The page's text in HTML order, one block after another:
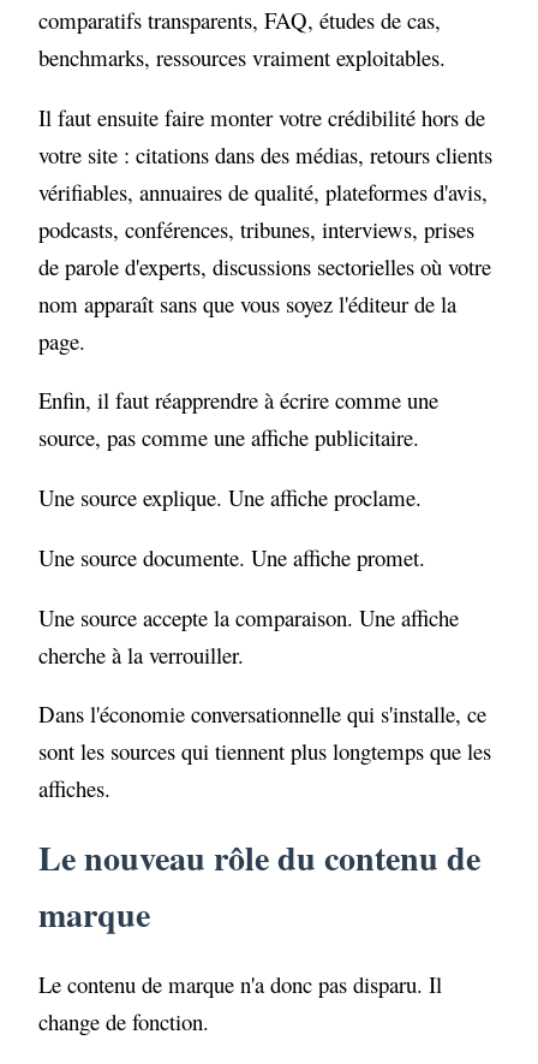
comparatifs transparents, FAQ, études de cas,
benchmarks, ressources vraiment exploitables.
Il faut ensuite faire monter votre crédibilité hors de
votre site : citations dans des médias, retours clients
vérifiables, annuaires de qualité, plateformes d'avis,
podcasts, conférences, tribunes, interviews, prises
de parole d'experts, discussions sectorielles où votre
nom apparaît sans que vous soyez l'éditeur de la
page.
Enfin, il faut réapprendre à écrire comme une
source, pas comme une affiche publicitaire.
Une source explique. Une affiche proclame.
Une source documente. Une affiche promet.
Une source accepte la comparaison. Une affiche
cherche à la verrouiller.
Dans l'économie conversationnelle qui s'installe, ce
sont les sources qui tiennent plus longtemps que les
affiches.
Le nouveau rôle du contenu de
marque
Le contenu de marque n'a donc pas disparu. Il
change de fonction.